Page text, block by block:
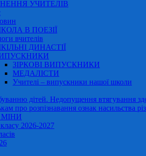
УЧИТЕЛІВ
В ПОЕЗІЇ
вчителів
ДИНАСТІЇ
ЗІРКОВІ ВИПУСКНИКИ
МЕДАЛІСТИ
Учителі – випускники нашої школи
дітей. Недопущення втягування
про розпізнавання ознак насильства
2026-2027